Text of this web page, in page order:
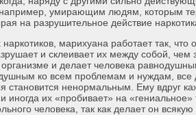
умирающим людям, которым
на разрушительное действие
наркотиков, марихуана работает так,
и склеивает их между собой,
и делает человека
ко всем проблемам и нуждам,
становится ненормальным. Ему вдруг
иногда их «пробивает» на
человека, так как делает он